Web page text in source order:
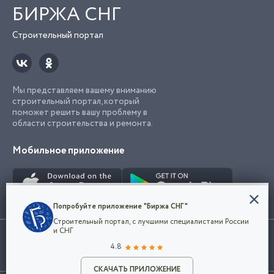
Разместить объявление
БИРЖА СНГ
Строительный портал
Мы представляем вашему вниманию
строительный портал, который
поможет решить вашу проблему в
области строительства и ремонта.
Мобильное приложение
Использование сайта, в том числе подача объявлений, означает
марки представленные на сайте являются собственностью их
Конфиденциальность
Мы используем файлы cookie, чтобы сделать
наш сайт удобным для каждого
Политикой конфиденциальности компании
и принимаете условия использования cookie.
Попробуйте приложение "Биржа СНГ"
Строительный портал, с лучшими специалистами России
и СНГ
4.8
СКАЧАТЬ ПРИЛОЖЕНИЕ